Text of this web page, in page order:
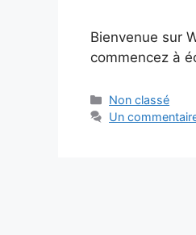
Bienvenue sur
commencez à
Catégories
Non classé
Un